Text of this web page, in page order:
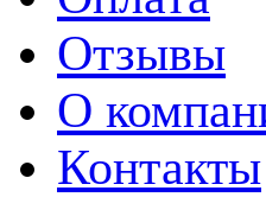
Отзывы
О
Контакты